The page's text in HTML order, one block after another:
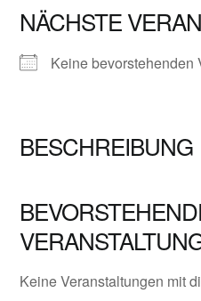
NÄCHSTE
Keine bevorstehenden
BESCHREIBUNG
Keine Veranstaltungen mit